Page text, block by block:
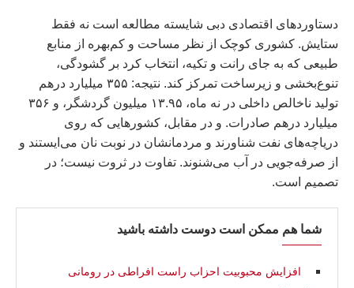
دستاوردهای اقتصادی دبی شایسته مطالعه است نه فقط
ستایش. کشوری کوچک از نظر مساحت و کم‌بهره از منابع
طبیعی که به جای رانت و تکیه، انتخاب کرد بر گشودگی،
تنوع‌بخشی و زیرساخت تمرکز کند. نتیجه: ۳۵۵ میلیارد درهم
تولید ناخالص داخلی در نه ماه، ۱۳.۹۵ میلیون گردشگر، و ۳۵۶
میلیارد درهم صادرات. و در مقابل، کشورهایی که روی
دریاچه‌های نفت شناورند و مردمانشان در نوبت نان می‌ایستند و
از صرفه‌جویی در آب می‌شنوند. تفاوت در ثروت نیست؛ در
تصمیم است.
شما هم ممکن است دوست داشته باشید
افزایش محبوبیت احزاب راست افراطی در رومانی